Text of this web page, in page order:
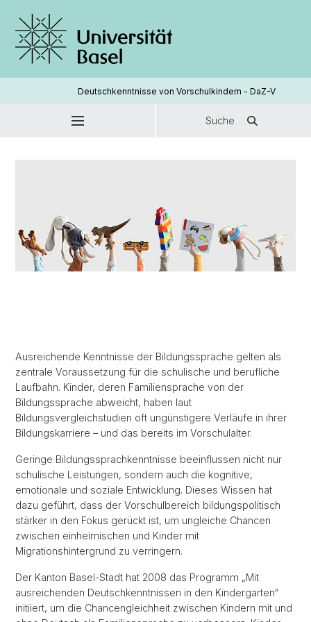
Deutschkenntnisse von Vorschulkindern - DaZ-V
Suche
Ausreichende Kenntnisse der Bildungssprache gelten als
zentrale Voraussetzung für die schulische und berufliche
Laufbahn. Kinder, deren Familiensprache von der
Bildungssprache abweicht, haben laut
Bildungsvergleichstudien oft ungünstigere Verläufe in ihrer
Bildungskarriere – und das bereits im Vorschulalter.
Geringe Bildungssprachkenntnisse beeinflussen nicht nur
schulische Leistungen, sondern auch die kognitive,
emotionale und soziale Entwicklung. Dieses Wissen hat
dazu geführt, dass der Vorschulbereich bildungspolitisch
stärker in den Fokus gerückt ist, um ungleiche Chancen
zwischen einheimischen und Kinder mit
Migrationshintergrund zu verringern.
Der Kanton Basel-Stadt hat 2008 das Programm „Mit
ausreichenden Deutschkenntnissen in den Kindergarten“
initiiert, um die Chancengleichheit zwischen Kindern mit und